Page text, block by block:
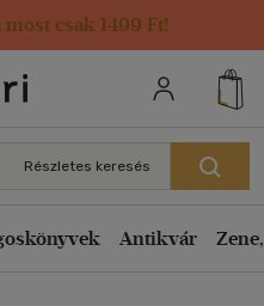
csak 1499 Ft!
Részletes keresés
Antikvár